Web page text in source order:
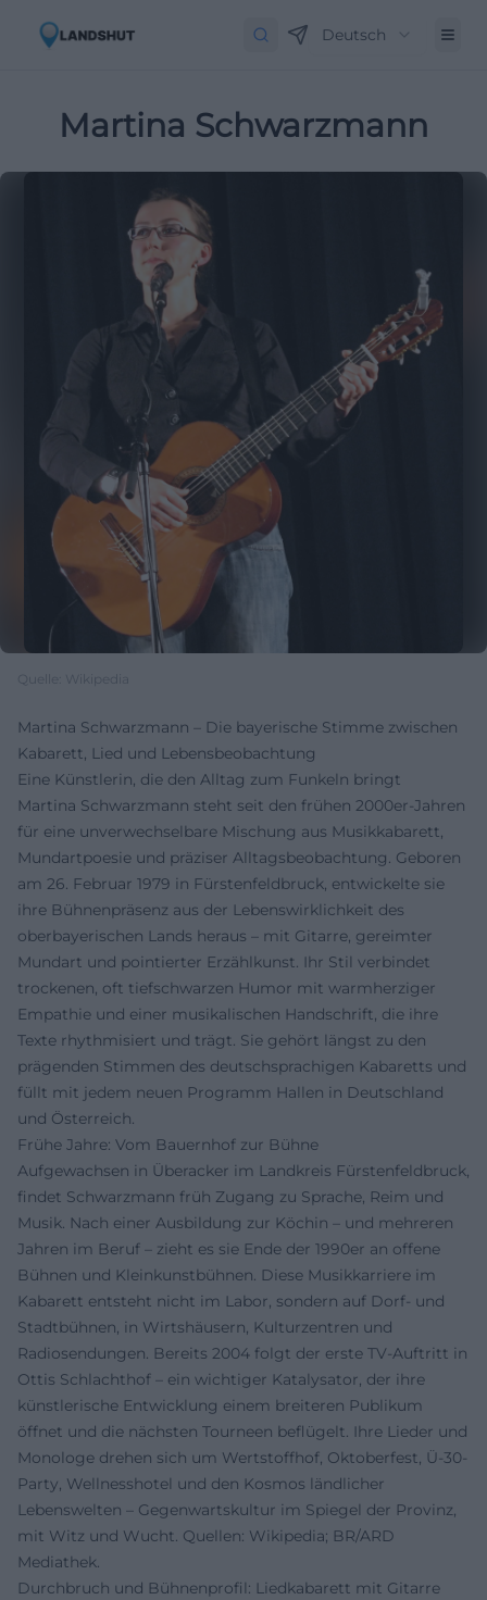
Deutsch
Martina Schwarzmann
Quelle: Wikipedia
Martina Schwarzmann – Die bayerische Stimme zwischen
Kabarett, Lied und Lebensbeobachtung
Eine Künstlerin, die den Alltag zum Funkeln bringt
Martina Schwarzmann steht seit den frühen 2000er-Jahren
für eine unverwechselbare Mischung aus Musikkabarett,
Mundartpoesie und präziser Alltagsbeobachtung. Geboren
am 26. Februar 1979 in Fürstenfeldbruck, entwickelte sie
ihre Bühnenpräsenz aus der Lebenswirklichkeit des
oberbayerischen Lands heraus – mit Gitarre, gereimter
Mundart und pointierter Erzählkunst. Ihr Stil verbindet
trockenen, oft tiefschwarzen Humor mit warmherziger
Empathie und einer musikalischen Handschrift, die ihre
Texte rhythmisiert und trägt. Sie gehört längst zu den
prägenden Stimmen des deutschsprachigen Kabaretts und
füllt mit jedem neuen Programm Hallen in Deutschland
und Österreich.
Frühe Jahre: Vom Bauernhof zur Bühne
Aufgewachsen in Überacker im Landkreis Fürstenfeldbruck,
findet Schwarzmann früh Zugang zu Sprache, Reim und
Musik. Nach einer Ausbildung zur Köchin – und mehreren
Jahren im Beruf – zieht es sie Ende der 1990er an offene
Bühnen und Kleinkunstbühnen. Diese Musikkarriere im
Kabarett entsteht nicht im Labor, sondern auf Dorf- und
Stadtbühnen, in Wirtshäusern, Kulturzentren und
Radiosendungen. Bereits 2004 folgt der erste TV-Auftritt in
Ottis Schlachthof – ein wichtiger Katalysator, der ihre
künstlerische Entwicklung einem breiteren Publikum
öffnet und die nächsten Tourneen beflügelt. Ihre Lieder und
Monologe drehen sich um Wertstoffhof, Oktoberfest, Ü-30-
Party, Wellnesshotel und den Kosmos ländlicher
Lebenswelten – Gegenwartskultur im Spiegel der Provinz,
mit Witz und Wucht. Quellen: Wikipedia; BR/ARD
Mediathek.
Durchbruch und Bühnenprofil: Liedkabarett mit Gitarre